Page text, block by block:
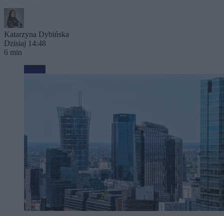
Katarzyna Dybińska
Dzisiaj 14:48
6 min
Biznes